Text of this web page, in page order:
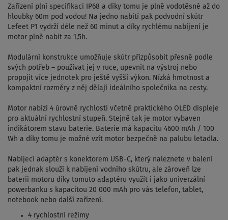
Zařízení plní specifikaci IP68 a díky tomu je plně vodotěsné až do
hloubky 60m pod vodou! Na jedno nabití pak podvodní skútr
Lefeet P1 vydrží déle než 60 minut a díky rychlému nabíjení je
motor plně nabit za 1,5h.
Modulární konstrukce umožňuje skútr přizpůsobit přesně podle
svých potřeb – používat jej v ruce, upevnit na výstroj nebo
propojit více jednotek pro ještě vyšší výkon. Nízká hmotnost a
kompaktní rozměry z něj dělají ideálního společníka na cesty.
Motor nabízí 4 úrovně rychlosti včetně praktického OLED displeje
pro aktuální rychlostní stupeň. Stejně tak je motor vybaven
indikátorem stavu baterie. Baterie má kapacitu 4600 mAh / 100
Wh a díky tomu je možné vzít motor bezpečně na palubu letadla.
Nabíjecí adaptér s konektorem USB-C, který naleznete v balení
pak jednak slouží k nabíjení vodního skútru, ale zároveň lze
baterii motoru díky tomuto adaptéru využít i jako univerzální
powerbanku s kapacitou 20 000 mAh pro vás telefon, tablet,
notebook nebo další zařízení.
4 rychlostní režimy